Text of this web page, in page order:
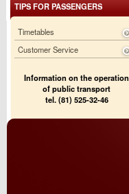
TIPS FOR PASSENGERS
Timetables
Customer Service
Information on the operation
of public transport
tel. (81) 525-32-46